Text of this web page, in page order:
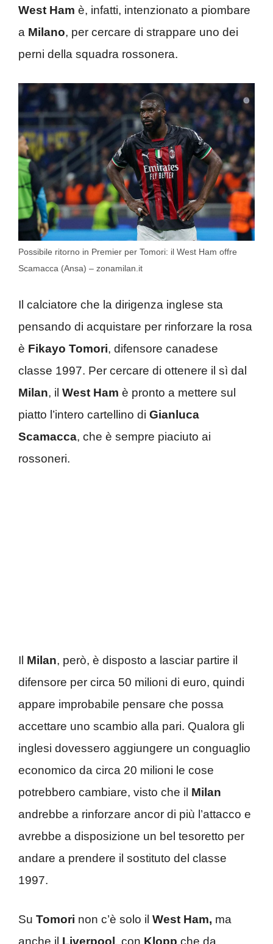
West Ham è, infatti, intenzionato a piombare
a Milano, per cercare di strappare uno dei
perni della squadra rossonera.
Possibile ritorno in Premier per Tomori: il West Ham offre
Scamacca (Ansa) – zonamilan.it
Il calciatore che la dirigenza inglese sta
pensando di acquistare per rinforzare la rosa
è Fikayo Tomori, difensore canadese
classe 1997. Per cercare di ottenere il sì dal
Milan, il West Ham è pronto a mettere sul
piatto l’intero cartellino di Gianluca
Scamacca, che è sempre piaciuto ai
rossoneri.
Il Milan, però, è disposto a lasciar partire il
difensore per circa 50 milioni di euro, quindi
appare improbabile pensare che possa
accettare uno scambio alla pari. Qualora gli
inglesi dovessero aggiungere un conguaglio
economico da circa 20 milioni le cose
potrebbero cambiare, visto che il Milan
andrebbe a rinforzare ancor di più l’attacco e
avrebbe a disposizione un bel tesoretto per
andare a prendere il sostituto del classe
1997.
Su Tomori non c’è solo il West Ham, ma
anche il Liverpool , con Klopp che da